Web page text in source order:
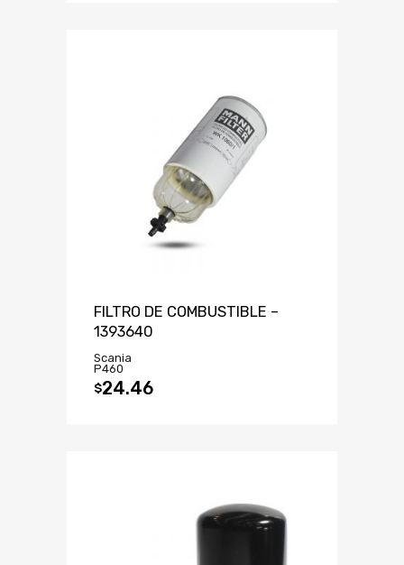
FILTRO DE COMBUSTIBLE –
1393640
Scania
P460
$24.46